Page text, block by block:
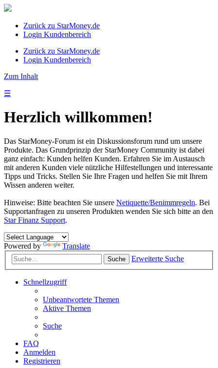
Zurück zu StarMoney.de
Login Kundenbereich
Zurück zu StarMoney.de
Login Kundenbereich
Zum Inhalt
☰
Herzlich willkommen!
Das StarMoney-Forum ist ein Diskussionsforum rund um unsere
Produkte. Das Grundprinzip der StarMoney Community ist dabei
ganz einfach: Kunden helfen Kunden. Erfahren Sie im Austausch
mit anderen Kunden viele nützliche Hilfestellungen und interessante
Tipps und Tricks. Stellen Sie Ihre Fragen und helfen Sie mit Ihrem
Wissen anderen weiter.
Hinweise: Bitte beachten Sie unsere Netiquette/Benimmregeln. Bei
Supportanfragen zu unseren Produkten wenden Sie sich bitte an den
Star Finanz Support.
Powered by Translate
Suche Erweiterte Suche
Schnellzugriff
Unbeantwortete Themen
Aktive Themen
Suche
FAQ
Anmelden
Registrieren